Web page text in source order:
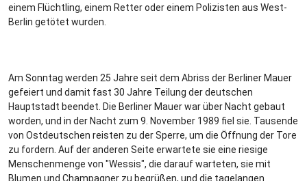
einem Flüchtling, einem Retter oder einem Polizisten aus West-
Berlin getötet wurden.
Am Sonntag werden 25 Jahre seit dem Abriss der Berliner Mauer
gefeiert und damit fast 30 Jahre Teilung der deutschen
Hauptstadt beendet. Die Berliner Mauer war über Nacht gebaut
worden, und in der Nacht zum 9. November 1989 fiel sie. Tausende
von Ostdeutschen reisten zu der Sperre, um die Öffnung der Tore
zu fordern. Auf der anderen Seite erwartete sie eine riesige
Menschenmenge von "Wessis", die darauf warteten, sie mit
Blumen und Champagner zu begrüßen, und die tagelangen